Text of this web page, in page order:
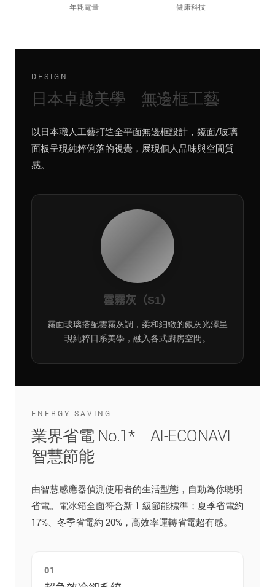
年耗電量 健康科技
DESIGN
日本卓越美學 無邊框工藝
以日本職人工藝打造全平面無邊框設計，鏡面/玻璃
面板呈現純粹俐落的視覺，展現個人品味與空間質
感。
雲霧灰（S1）
霧面玻璃搭配雲霧灰調，柔和細緻的銀灰光澤呈
現純粹日系美學，融入各式廚房空間。
ENERGY SAVING
業界省電 No.1* AI-ECONAVI
智慧節能
由智慧感應器偵測使用者的生活型態，自動為你聰明
省電。電冰箱全面符合新 1 級節能標準；夏季省電約
17%、冬季省電約 20%，高效率運轉省電超有感。
01